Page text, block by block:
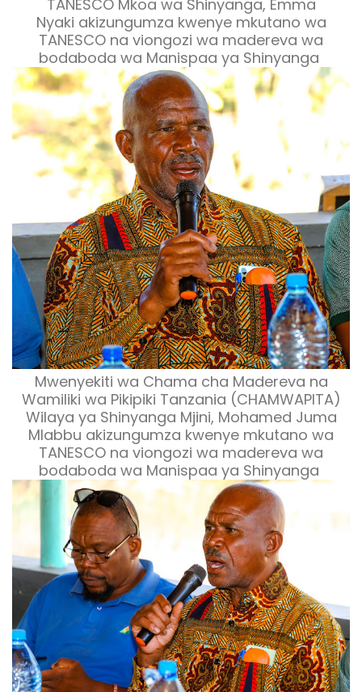
TANESCO Mkoa wa Shinyanga, Emma
Nyaki akizungumza kwenye mkutano wa
TANESCO na viongozi wa madereva wa
bodaboda wa Manispaa ya Shinyanga
Mwenyekiti wa Chama cha Madereva na
Wamiliki wa Pikipiki Tanzania (CHAMWAPITA)
Wilaya ya Shinyanga Mjini, Mohamed Juma
Mlabbu akizungumza kwenye mkutano wa
TANESCO na viongozi wa madereva wa
bodaboda wa Manispaa ya Shinyanga